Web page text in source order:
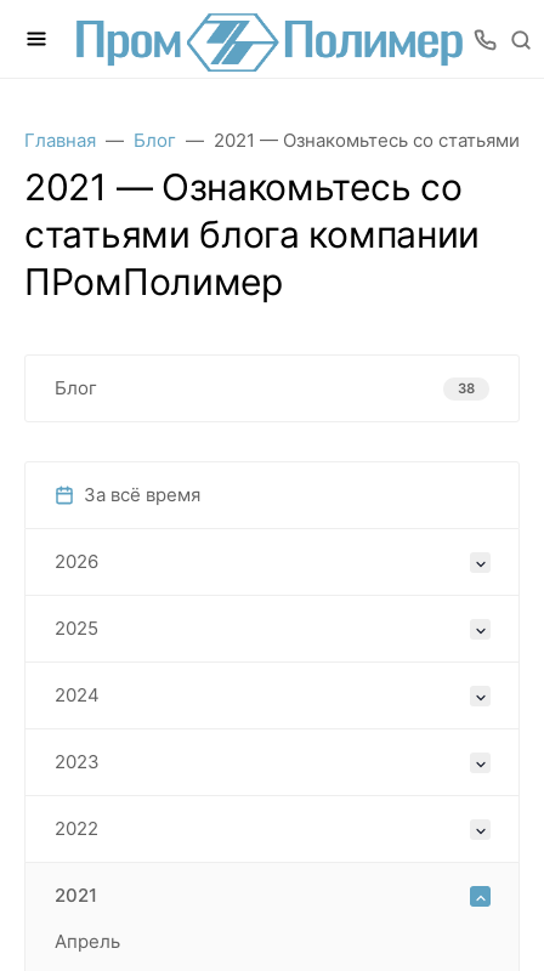
Главная Блог 2021 — Ознакомьтесь со статьями
2021 — Ознакомьтесь со
статьями блога компании
ПРомПолимер
Блог 38
За всё время
2026
2025
2024
2023
2022
2021
Апрель